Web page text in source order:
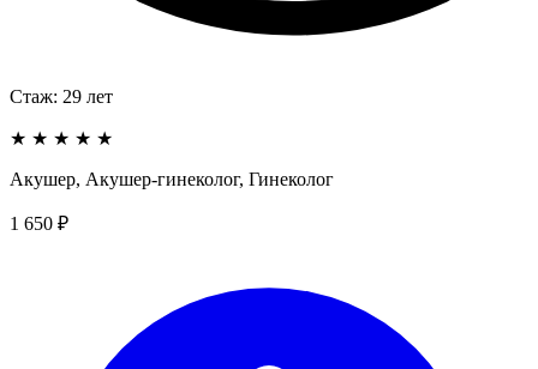
Стаж: 29 лет
★ ★ ★ ★ ★
Акушер, Акушер-гинеколог, Гинеколог
1 650 ₽